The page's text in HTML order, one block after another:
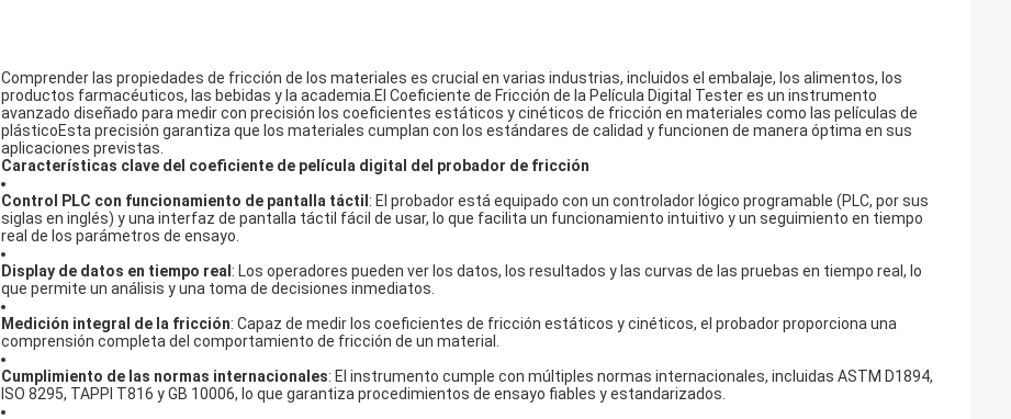
Comprender las propiedades de fricción de los materiales es crucial en varias industrias, incluidos el embalaje, los alimentos, los
productos farmacéuticos, las bebidas y la academia.El Coeficiente de Fricción de la Película Digital Tester es un instrumento
avanzado diseñado para medir con precisión los coeficientes estáticos y cinéticos de fricción en materiales como las películas de
plásticoEsta precisión garantiza que los materiales cumplan con los estándares de calidad y funcionen de manera óptima en sus
aplicaciones previstas.
Características clave del coeficiente de película digital del probador de fricción
Control PLC con funcionamiento de pantalla táctil : El probador está equipado con un controlador lógico programable (PLC, por sus
siglas en inglés) y una interfaz de pantalla táctil fácil de usar, lo que facilita un funcionamiento intuitivo y un seguimiento en tiempo
real de los parámetros de ensayo.
Display de datos en tiempo real : Los operadores pueden ver los datos, los resultados y las curvas de las pruebas en tiempo real, lo
que permite un análisis y una toma de decisiones inmediatos.
Medición integral de la fricción: Capaz de medir los coeficientes de fricción estáticos y cinéticos, el probador proporciona una
comprensión completa del comportamiento de fricción de un material.
Cumplimiento de las normas internacionales: El instrumento cumple con múltiples normas internacionales, incluidas ASTM D1894,
ISO 8295, TAPPI T816 y GB 10006, lo que garantiza procedimientos de ensayo fiables y estandarizados.